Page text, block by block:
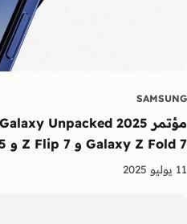
SAMSUNG
Galaxy Z Fold 7 و Z Flip 7 و Watch Ultra 2025
11 يوليو 2025